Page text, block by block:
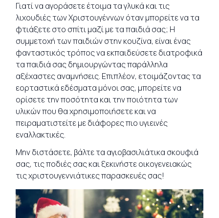
Γιατί να αγοράσετε έτοιμα τα γλυκά και τις
λιχουδιές των Χριστουγέννων όταν μπορείτε να τα
φτιάξετε στο σπίτι μαζί με τα παιδιά σας; Η
συμμετοχή των παιδιών στην κουζίνα, είναι ένας
φανταστικός τρόπος να εκπαιδεύσετε διατροφικά
τα παιδιά σας δημιουργώντας παράλληλα
αξέχαστες αναμνήσεις. Επιπλέον, ετοιμάζοντας τα
εορταστικά εδέσματα μόνοι σας, μπορείτε να
ορίσετε την ποσότητα και την ποιότητα των
υλικών που θα χρησιμοποιήσετε και να
πειραματιστείτε με διάφορες πιο υγιεινές
εναλλακτικές.
Μην διστάσετε, βάλτε τα αγιοβασιλιάτικα σκουφιά
σας, τις ποδιές σας και ξεκινήστε οικογενειακώς
τις χριστουγεννιάτικες παρασκευές σας!